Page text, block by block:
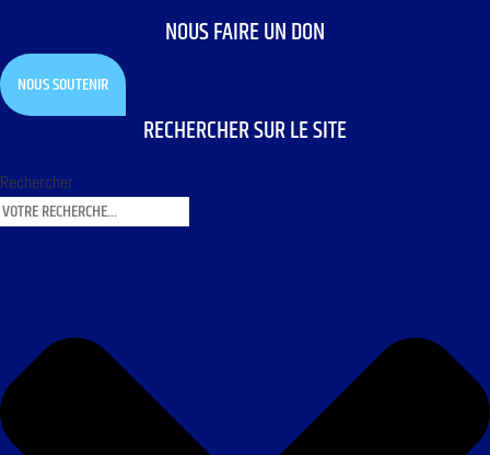
NOUS FAIRE UN DON
NOUS SOUTENIR
RECHERCHER SUR LE SITE
Rechercher